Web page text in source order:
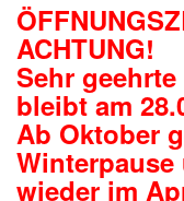
ACHTUNG!
Sehr
bleibt am
Ab Oktober
wieder im